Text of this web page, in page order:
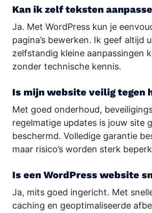
Kan ik zelf teksten
Ja. Met WordPress kun je
pagina’s bewerken. Ik geef altijd
zelfstandig kleine aanpassingen
zonder technische kennis.
Is mijn website veilig tegen
Met goed onderhoud,
regelmatige updates is jouw site
beschermd. Volledige garantie
maar risico’s worden sterk
Is een WordPress website
Ja, mits goed ingericht. Met
caching en geoptimaliseerde